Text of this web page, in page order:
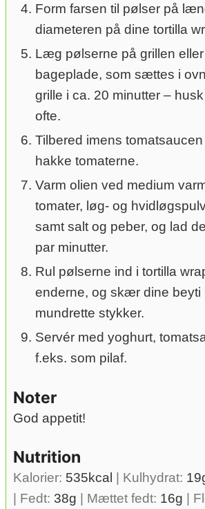
Form farsen til pølser på
diameteren på dine tortilla
Læg pølserne på grillen
bageplade, som sættes i
grille i ca. 20 minutter –
ofte.
Tilbered imens
hakke tomaterne.
Varm olien ved medium
tomater, løg- og
samt salt og peber, og lad
par minutter.
Rul pølserne ind i tortilla
enderne, og skær dine beyti
mundrette stykker.
Servér med yoghurt,
f.eks. som pilaf.
Noter
God appetit!
Nutrition
Kalorier: 535kcal Kulhydrat: 19
Fedt: 38g Mættet fedt: 16g